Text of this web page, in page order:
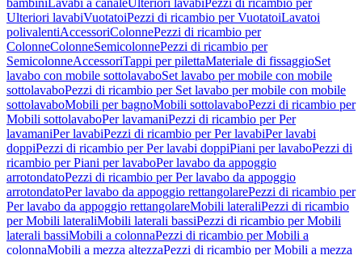
bambiniLavabi a canaleUlteriori lavabiPezzi di ricambio per
Ulteriori lavabiVuotatoiPezzi di ricambio per VuotatoiLavatoi
polivalentiAccessoriColonnePezzi di ricambio per
ColonneColonneSemicolonnePezzi di ricambio per
SemicolonneAccessoriTappi per pilettaMateriale di fissaggioSet
lavabo con mobile sottolavaboSet lavabo per mobile con mobile
sottolavaboPezzi di ricambio per Set lavabo per mobile con mobile
sottolavaboMobili per bagnoMobili sottolavaboPezzi di ricambio per
Mobili sottolavaboPer lavamaniPezzi di ricambio per Per
lavamaniPer lavabiPezzi di ricambio per Per lavabiPer lavabi
doppiPezzi di ricambio per Per lavabi doppiPiani per lavaboPezzi di
ricambio per Piani per lavaboPer lavabo da appoggio
arrotondatoPezzi di ricambio per Per lavabo da appoggio
arrotondatoPer lavabo da appoggio rettangolarePezzi di ricambio per
Per lavabo da appoggio rettangolareMobili lateraliPezzi di ricambio
per Mobili lateraliMobili laterali bassiPezzi di ricambio per Mobili
laterali bassiMobili a colonnaPezzi di ricambio per Mobili a
colonnaMobili a mezza altezzaPezzi di ricambio per Mobili a mezza